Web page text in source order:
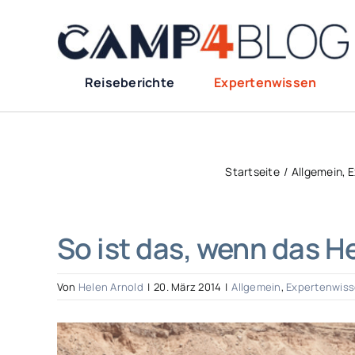
Reiseberichte
Expertenwissen
Startseite Allgemein
So ist das, wenn das
Von Helen Arnold | 20. März 2014 | Allgemein,
Zeige